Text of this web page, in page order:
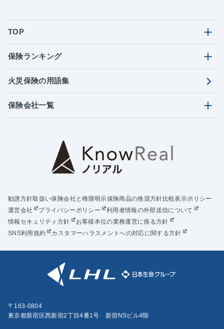
TOP
保険ランキング
火災保険の用語集
保険会社一覧
勧誘方針取扱い保険会社と権限明示保険商品の推奨方針 比較表示ポリシー
運営会社
プライバシーポリシー
利用者情報の外部送信について
情報セキュリティ方針
お客様本位の業務運営に係る方針
SNS利用規約
カスタマーハラスメントへの対応に関する方針
〒163-0804
東京都新宿区西新宿2丁目4番1号 新宿NSビル4階